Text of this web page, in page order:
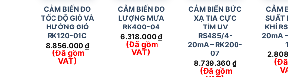
CẢM BIẾN ĐO
TỐC ĐỘ GIÓ VÀ
HƯỚNG GIÓ
RK120-01C
8.856.000₫
(Đã gồm
VAT)
CẢM BIẾN ĐO
LƯỢNG MƯA
RK400-04
6.318.000₫
(Đã gồm
VAT)
CẢM BIẾN BỨC
XẠ TIA CỰC
TÍM UV
RS485/4-
20mA – RK200-
07
8.739.360₫
(Đã gồm
CẢM
SUẤT
KHÍ
20mA